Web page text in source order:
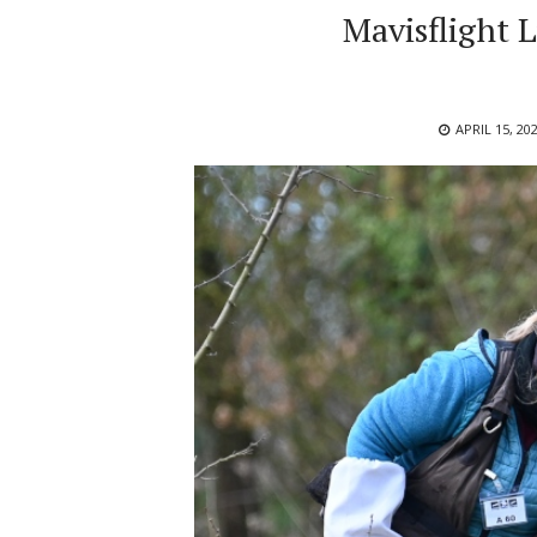
Mavisflight
POSTED
APRIL 15,